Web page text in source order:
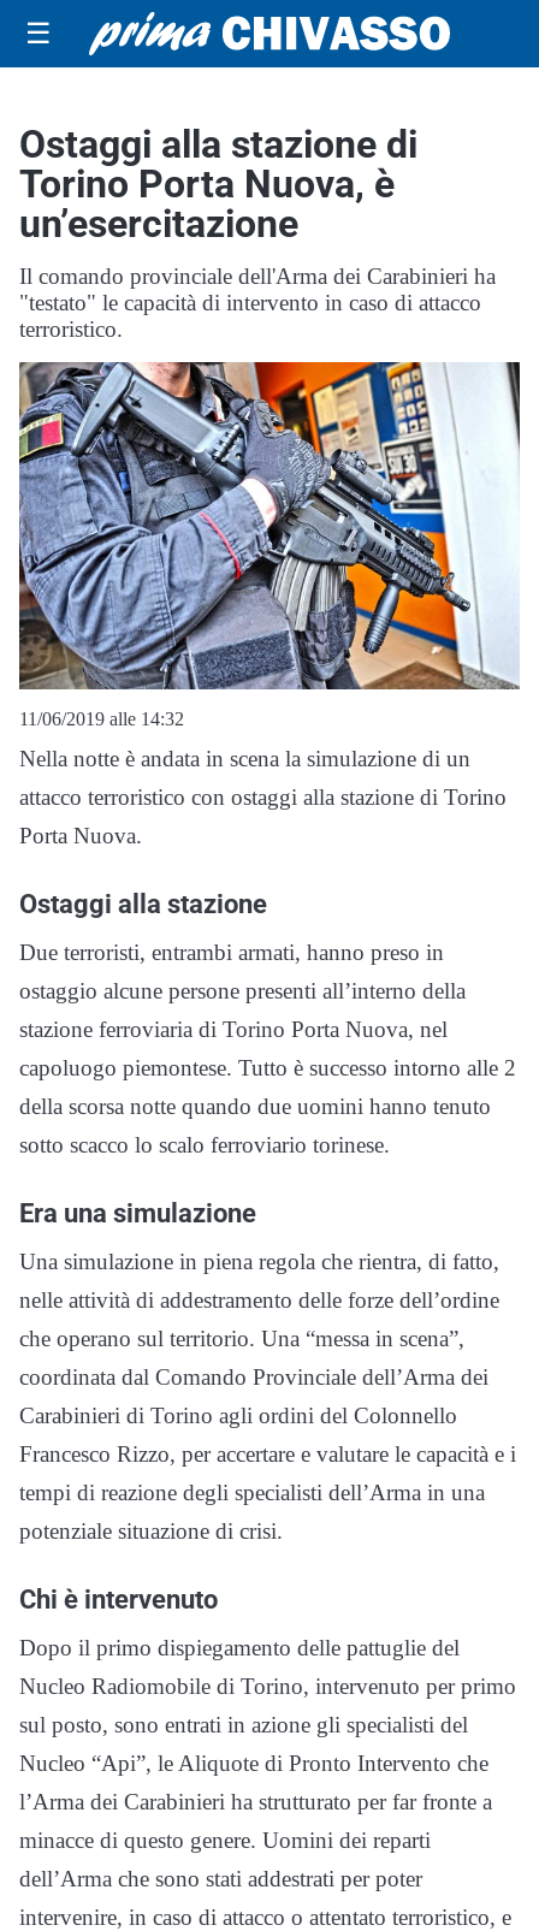
☰
Ostaggi alla stazione di
Torino Porta Nuova, è
un’esercitazione
Il comando provinciale dell'Arma dei Carabinieri ha
"testato" le capacità di intervento in caso di attacco
terroristico.
11/06/2019 alle 14:32
Nella notte è andata in scena la simulazione di un
attacco terroristico con ostaggi alla stazione di Torino
Porta Nuova.
Ostaggi alla stazione
Due terroristi, entrambi armati, hanno preso in
ostaggio alcune persone presenti all’interno della
stazione ferroviaria di Torino Porta Nuova, nel
capoluogo piemontese. Tutto è successo intorno alle 2
della scorsa notte quando due uomini hanno tenuto
sotto scacco lo scalo ferroviario torinese.
Era una simulazione
Una simulazione in piena regola che rientra, di fatto,
nelle attività di addestramento delle forze dell’ordine
che operano sul territorio. Una “messa in scena”,
coordinata dal Comando Provinciale dell’Arma dei
Carabinieri di Torino agli ordini del Colonnello
Francesco Rizzo, per accertare e valutare le capacità e i
tempi di reazione degli specialisti dell’Arma in una
potenziale situazione di crisi.
Chi è intervenuto
Dopo il primo dispiegamento delle pattuglie del
Nucleo Radiomobile di Torino, intervenuto per primo
sul posto, sono entrati in azione gli specialisti del
Nucleo “Api”, le Aliquote di Pronto Intervento che
l’Arma dei Carabinieri ha strutturato per far fronte a
minacce di questo genere. Uomini dei reparti
dell’Arma che sono stati addestrati per poter
intervenire, in caso di attacco o attentato terroristico, e